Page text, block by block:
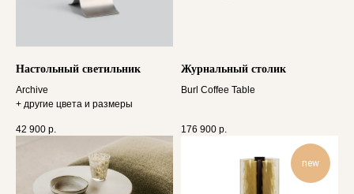
Настольный светильник
Archive
+ другие цвета и размеры
42 900 р.
Журнальный столик
Burl Coffee Table
176 900 р.
new